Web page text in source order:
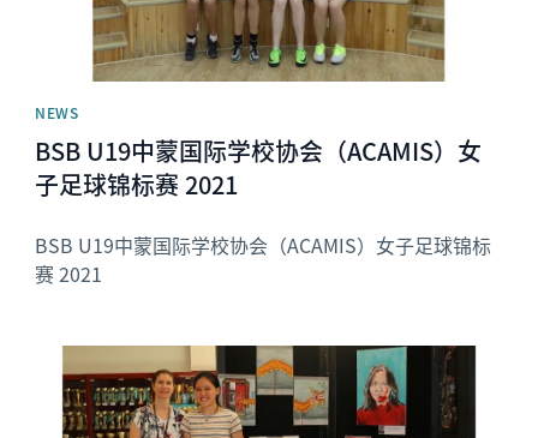
NEWS
BSB U19中蒙国际学校协会（ACAMIS）女
子足球锦标赛 2021
BSB U19中蒙国际学校协会（ACAMIS）女子足球锦标
赛 2021